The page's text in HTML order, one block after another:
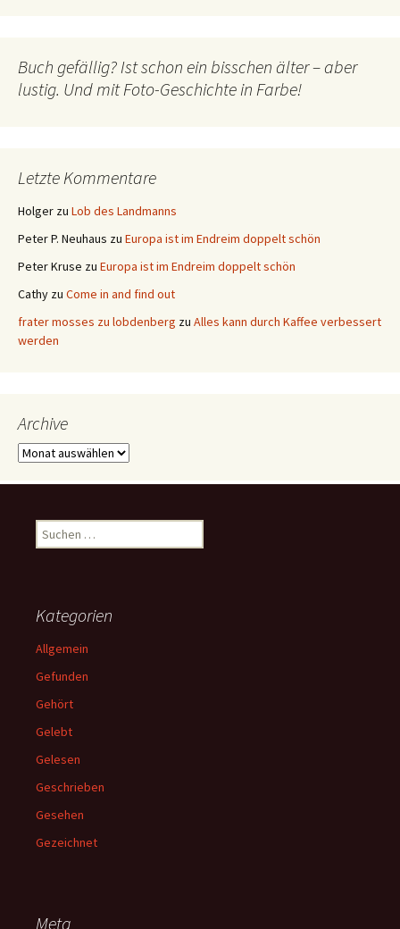
Buch gefällig? Ist schon ein bisschen älter – aber
lustig. Und mit Foto-Geschichte in Farbe!
Letzte Kommentare
Holger zu Lob des Landmanns
Peter P. Neuhaus zu Europa ist im Endreim doppelt schön
Peter Kruse zu Europa ist im Endreim doppelt schön
Cathy zu Come in and find out
frater mosses zu lobdenberg zu Alles kann durch Kaffee verbessert
werden
Archive
Archive
Suchen
nach:
Kategorien
Allgemein
Gefunden
Gehört
Gelebt
Gelesen
Geschrieben
Gesehen
Gezeichnet
Meta